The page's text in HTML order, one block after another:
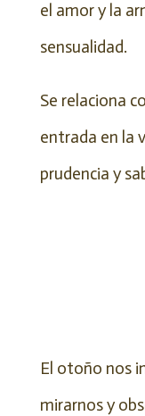
el amor y la
sensualidad.
Se relaciona
entrada en la
prudencia y
El otoño nos
mirarnos y